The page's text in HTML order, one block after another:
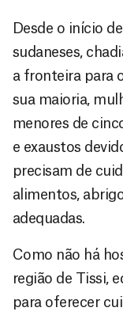
Desde o início
sudaneses,
a fronteira para
sua maioria,
menores de
e exaustos
precisam de
alimentos,
adequadas.
Como não há
região de Tissi,
para oferecer